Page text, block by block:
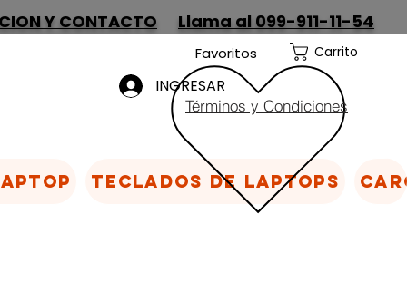
Y CONTACTO Llama al 099-911-11-54
Favoritos Carrito
Términos y Condiciones
INGRESAR
Teclados de laptops